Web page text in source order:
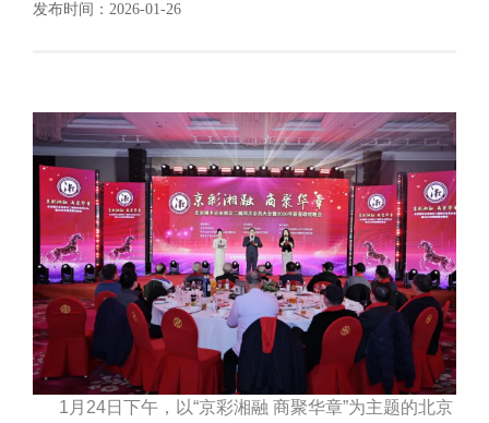
发布时间：2026-01-26
1月24日下午，以“京彩湘融 商聚华章”为主题的北京